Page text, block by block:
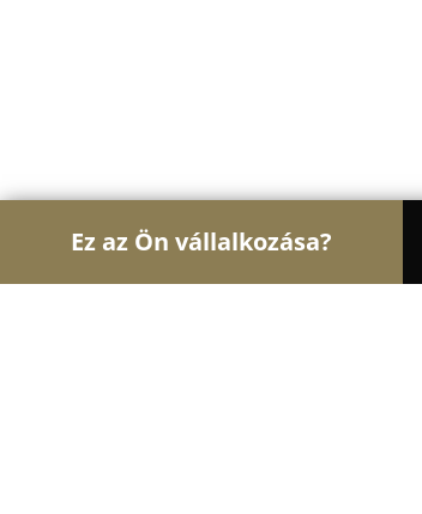
Ez az Ön vállalkozása?